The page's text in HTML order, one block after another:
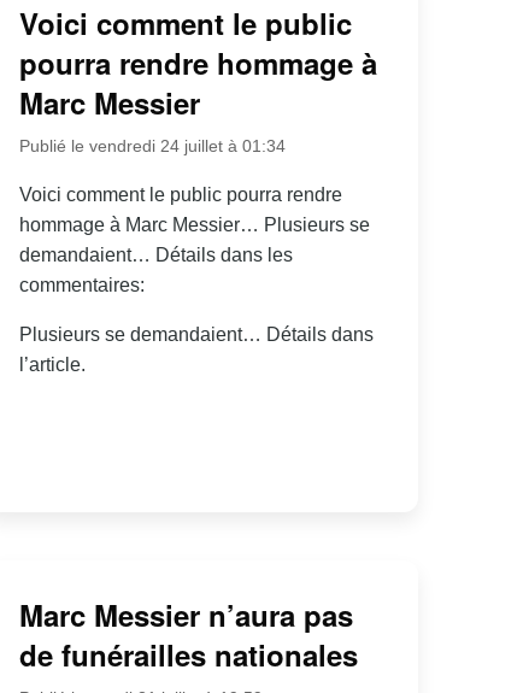
Voici comment le public
pourra rendre hommage à
Marc Messier
Publié le vendredi 24 juillet à 01:34
Voici comment le public pourra rendre
hommage à Marc Messier… Plusieurs se
demandaient… Détails dans les
commentaires:
Plusieurs se demandaient… Détails dans
l’article.
Marc Messier n’aura pas
de funérailles nationales